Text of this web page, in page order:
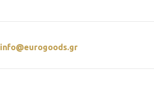
info@eurogoods.gr